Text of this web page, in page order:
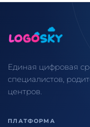
Единая цифровая
специалистов,
центров.
ПЛАТФОРМА